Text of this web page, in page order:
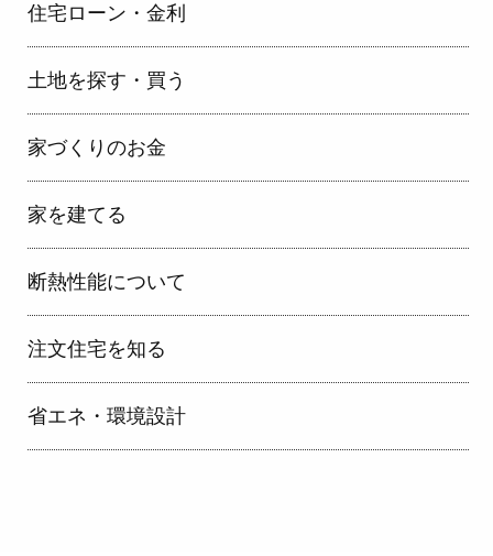
住宅ローン・金利
土地を探す・買う
家づくりのお金
家を建てる
断熱性能について
注文住宅を知る
省エネ・環境設計